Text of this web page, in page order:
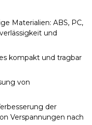
Materialien: ABS, PC,
und
kompakt und tragbar
von
der
Verspannungen nach